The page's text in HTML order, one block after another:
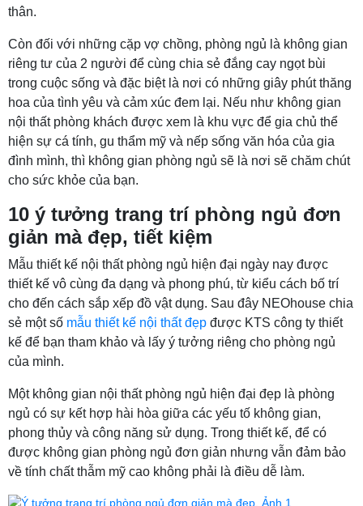
thân.
Còn đối với những cặp vợ chồng, phòng ngủ là không gian
riêng tư của 2 người để cùng chia sẻ đắng cay ngọt bùi
trong cuộc sống và đặc biệt là nơi có những giây phút thăng
hoa của tình yêu và cảm xúc đem lại. Nếu như không gian
nội thất phòng khách được xem là khu vực để gia chủ thể
hiện sự cá tính, gu thẩm mỹ và nếp sống văn hóa của gia
đình mình, thì không gian phòng ngủ sẽ là nơi sẽ chăm chút
cho sức khỏe của bạn.
10 ý tưởng trang trí phòng ngủ đơn
giản mà đẹp, tiết kiệm
Mẫu thiết kế nội thất phòng ngủ hiện đại ngày nay được
thiết kế vô cùng đa dạng và phong phú, từ kiểu cách bố trí
cho đến cách sắp xếp đồ vật dụng. Sau đây NEOhouse chia
sẻ một số mẫu thiết kế nội thất đẹp được KTS công ty thiết
kế để bạn tham khảo và lấy ý tưởng riêng cho phòng ngủ
của mình.
Một không gian nội thất phòng ngủ hiện đại đẹp là phòng
ngủ có sự kết hợp hài hòa giữa các yếu tố không gian,
phong thủy và công năng sử dụng. Trong thiết kế, để có
được không gian phòng ngủ đơn giản nhưng vẫn đảm bảo
về tính chất thẫm mỹ cao không phải là điều dễ làm.